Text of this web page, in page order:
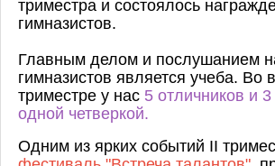
триместра и состоялось
гимназистов.
Главным делом и послушанием
гимназистов является учеба. Во
триместре у нас 5 отличников и
одной четверкой.
Одним из ярких событий II